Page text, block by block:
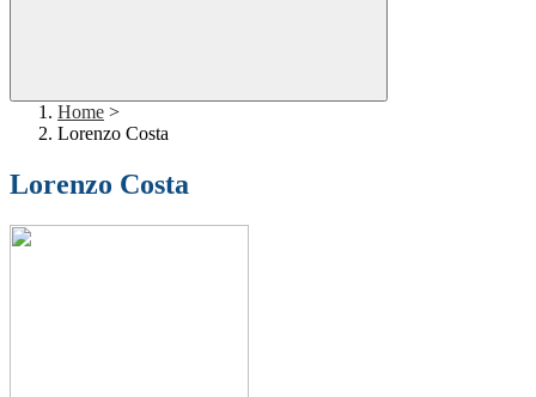
Home >
Lorenzo Costa
Lorenzo Costa